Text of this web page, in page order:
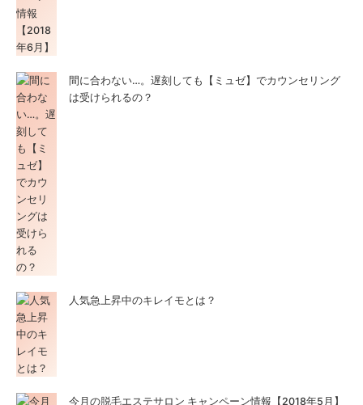
間に合わない…。遅刻しても【ミュゼ】でカウンセリング
は受けられるの？
人気急上昇中のキレイモとは？
今月の脱毛エステサロン キャンペーン情報【2018年5月】